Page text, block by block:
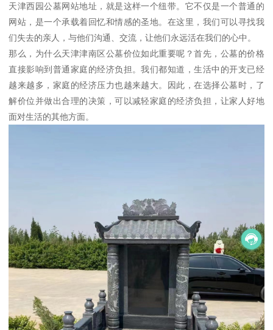
天津西园公墓网站地址，就是这样一个纽带。它不仅是一个普通的
网站，是一个承载着回忆和情感的圣地。在这里，我们可以寻找我
们失去的亲人，与他们沟通、交流，让他们永远活在我们的心中。
那么，为什么天津津南区公墓价位如此重要呢？首先，公墓的价格
直接影响到普通家庭的经济负担。我们都知道，生活中的开支已经
越来越多，家庭的经济压力也越来越大。因此，在选择公墓时，了
解价位并做出合理的决策，可以减轻家庭的经济负担，让家人好地
面对生活的其他方面。